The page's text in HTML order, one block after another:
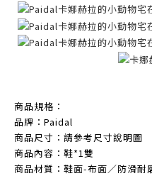
商品規格：
品牌：Paidal
商品尺寸：請參考尺寸說明圖
商品內容：鞋*1雙
商品材質：鞋面-布面／防滑耐